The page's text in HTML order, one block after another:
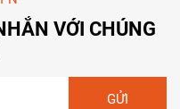
VỚI CHÚNG